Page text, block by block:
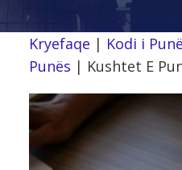
Kryefaqe | Kodi i
Punës | Kushtet E